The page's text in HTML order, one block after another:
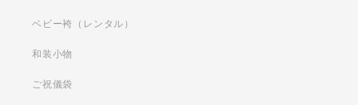
ベビー袴（レンタル）
和装小物
ご祝儀袋